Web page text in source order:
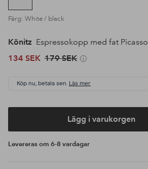
Färg: White / black
Könitz Espressokopp med fat Picasso
134 SEK 179 SEK
Köp nu, betala sen. Läs mer
Lägg i varukorgen
Levereras om 6-8 vardagar